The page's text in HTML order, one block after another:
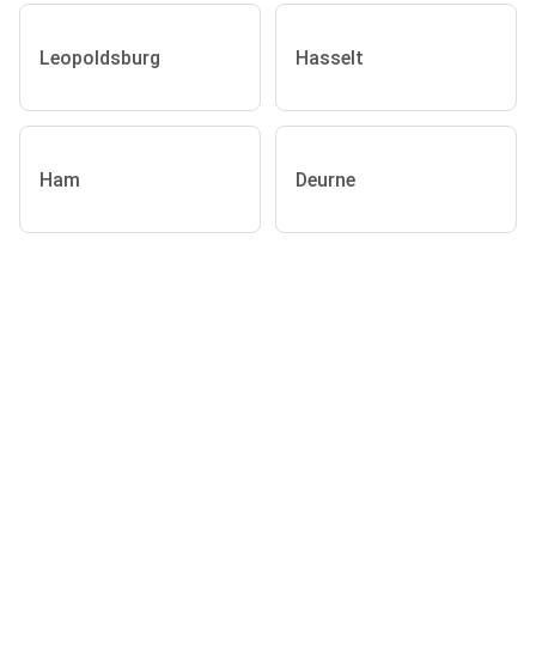
Leopoldsburg Hasselt
Ham Deurne